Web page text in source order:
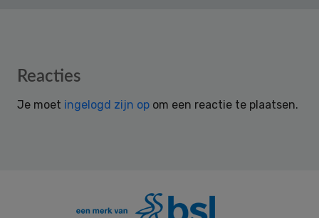
Reader
Reacties
Je moet ingelogd zijn op om een reactie te plaatsen.